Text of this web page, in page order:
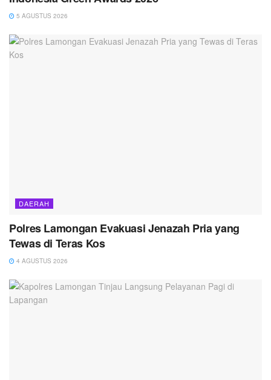
5 AGUSTUS 2026
DAERAH
Polres Lamongan Evakuasi Jenazah Pria yang
Tewas di Teras Kos
4 AGUSTUS 2026